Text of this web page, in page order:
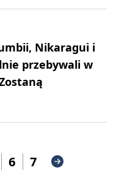
Nikaragui i
przebywali w
6 7